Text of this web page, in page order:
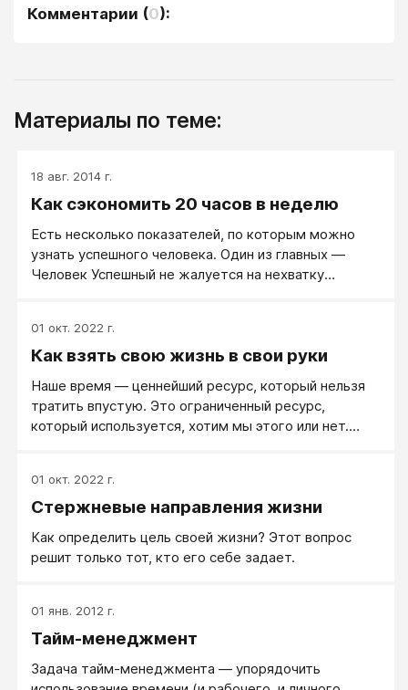
Комментарии (0):
Материалы по теме:
18 авг. 2014 г.
Как сэкономить 20 часов в неделю
Есть несколько показателей, по которым можно
узнать успешного человека. Один из главных —
Человек Успешный не жалуется на нехватку
чтобы хватало на все запланированные дела.
01 окт. 2022 г.
Как взять свою жизнь в свои руки
Наше время — ценнейший ресурс, который нельзя
тратить впустую. Это ограниченный ресурс,
который используется, хотим мы этого или нет.
позволить.
01 окт. 2022 г.
Стержневые направления жизни
Как определить цель своей жизни? Этот вопрос
решит только тот, кто его себе задает.
01 янв. 2012 г.
Тайм-менеджмент
Задача тайм-менеджмента — упорядочить